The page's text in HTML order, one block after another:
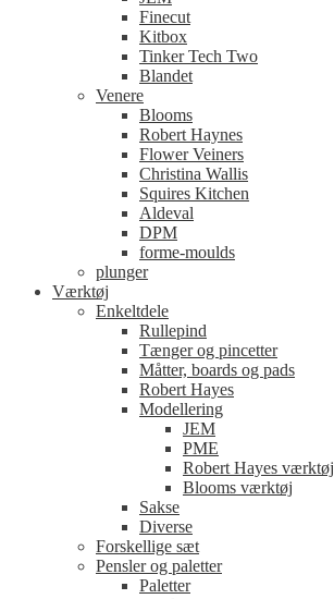
Finecut
Kitbox
Tinker Tech Two
Blandet
Venere
Blooms
Robert Haynes
Flower Veiners
Christina Wallis
Squires Kitchen
Aldeval
DPM
forme-moulds
plunger
Værktøj
Enkeltdele
Rullepind
Tænger og pincetter
Måtter, boards og pads
Robert Hayes
Modellering
JEM
PME
Robert Hayes værktøj
Blooms værktøj
Sakse
Diverse
Forskellige sæt
Pensler og paletter
Paletter